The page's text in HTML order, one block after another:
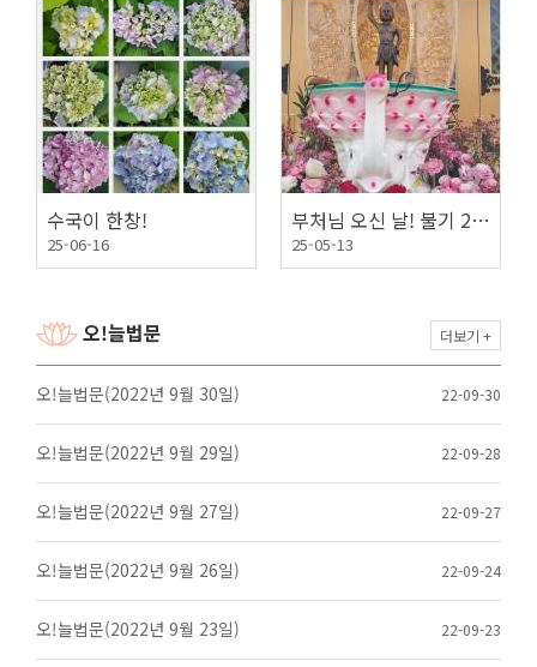
수국이 한창!
25-06-16
부처님 오신 날! 불기 2569년
25-05-13
오!늘법문 더보기 +
오!늘법문(2022년 9월 30일) 22-09-30
오!늘법문(2022년 9월 29일) 22-09-28
오!늘법문(2022년 9월 27일) 22-09-27
오!늘법문(2022년 9월 26일) 22-09-24
오!늘법문(2022년 9월 23일) 22-09-23